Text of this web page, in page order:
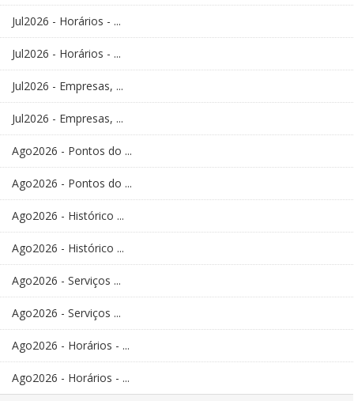
Jul2026 - Horários - ...
Jul2026 - Horários - ...
Jul2026 - Empresas, ...
Jul2026 - Empresas, ...
Ago2026 - Pontos do ...
Ago2026 - Pontos do ...
Ago2026 - Histórico ...
Ago2026 - Histórico ...
Ago2026 - Serviços ...
Ago2026 - Serviços ...
Ago2026 - Horários - ...
Ago2026 - Horários - ...